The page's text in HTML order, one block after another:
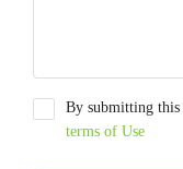
By submitting
terms of Use